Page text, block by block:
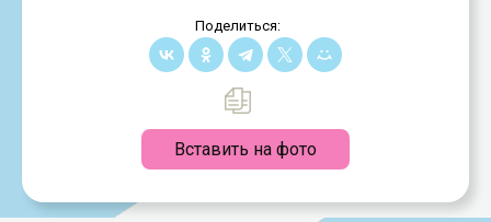
Поделиться:
Вставить на фото